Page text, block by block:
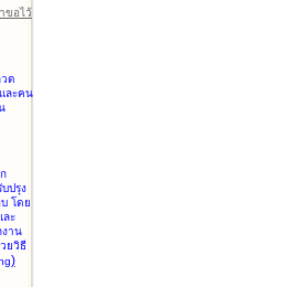
ขอไว้
ด
ละคน
ปรุง
โดย
ละ
าน
ยวิธี
)